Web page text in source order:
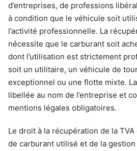
d’entreprises, de professions
à condition que le véhicule soit
l’activité professionnelle. La
nécessite que le carburant soit
dont l’utilisation est strictement
soit un utilitaire, un véhicule de
exceptionnel ou une flotte mixte.
libellée au nom de l’entreprise et
mentions légales obligatoires.
Le droit à la récupération de la
de carburant utilisé et de la